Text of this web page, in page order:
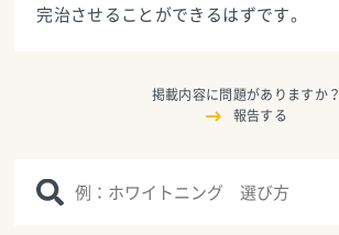
完治させることができるはずです。
掲載内容に問題がありますか？
報告する